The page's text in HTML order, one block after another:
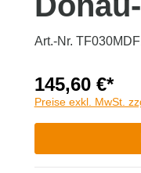
Art.-Nr.
145,60 €*
Preise exkl. MwSt.